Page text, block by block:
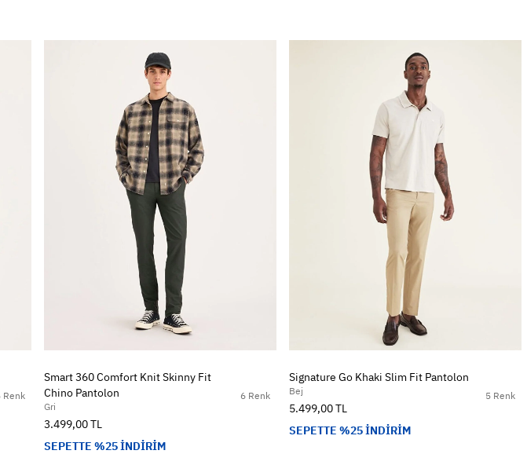
Renk 6 Renk
Smart 360 Comfort Knit Skinny Fit
Chino Pantolon
Gri
3.499,00 TL
SEPETTE %25 İNDİRİM
5 Renk
Signature Go Khaki Slim Fit Pantolon
Bej
5.499,00 TL
SEPETTE %25 İNDİRİM